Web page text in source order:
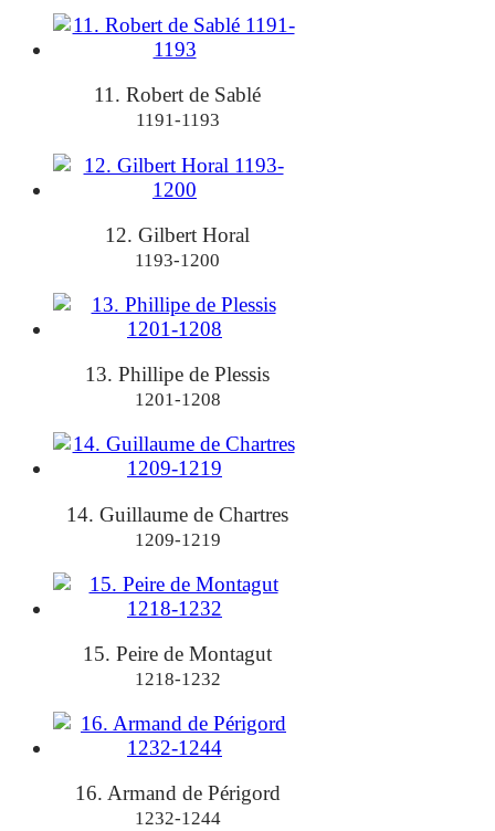
11. Robert de Sablé
1191-1193
12. Gilbert Horal
1193-1200
13. Phillipe de Plessis
1201-1208
14. Guillaume de Chartres
1209-1219
15. Peire de Montagut
1218-1232
16. Armand de Périgord
1232-1244